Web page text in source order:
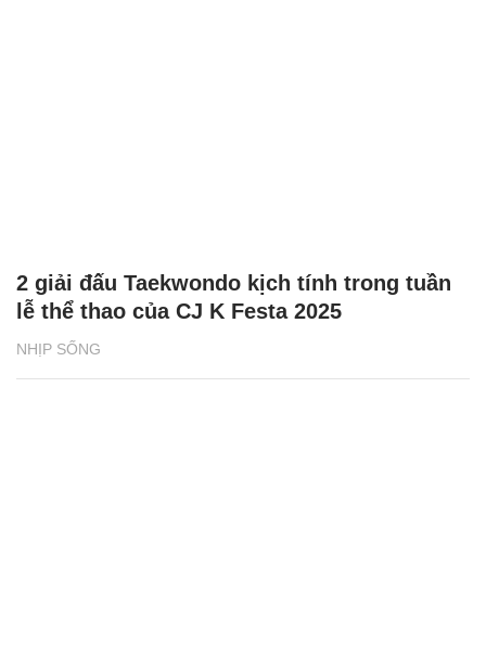
NHỊP SỐNG
2 giải đấu Taekwondo kịch tính trong tuần
lễ thể thao của CJ K Festa 2025